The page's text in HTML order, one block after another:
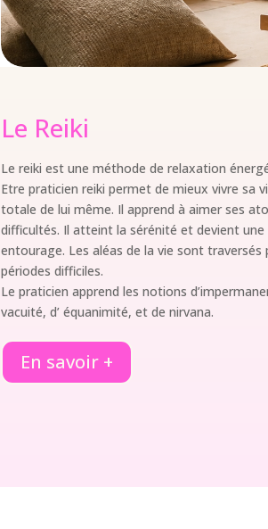
Le Reiki
Le reiki est une méthode de relaxation
Etre praticien reiki permet de mieux vivre sa
totale de lui même. Il apprend à aimer ses
difficultés. Il atteint la sérénité et devient
entourage. Les aléas de la vie sont
périodes difficiles.
Le praticien apprend les notions
vacuité, d’ équanimité, et de nirvana.
En savoir +